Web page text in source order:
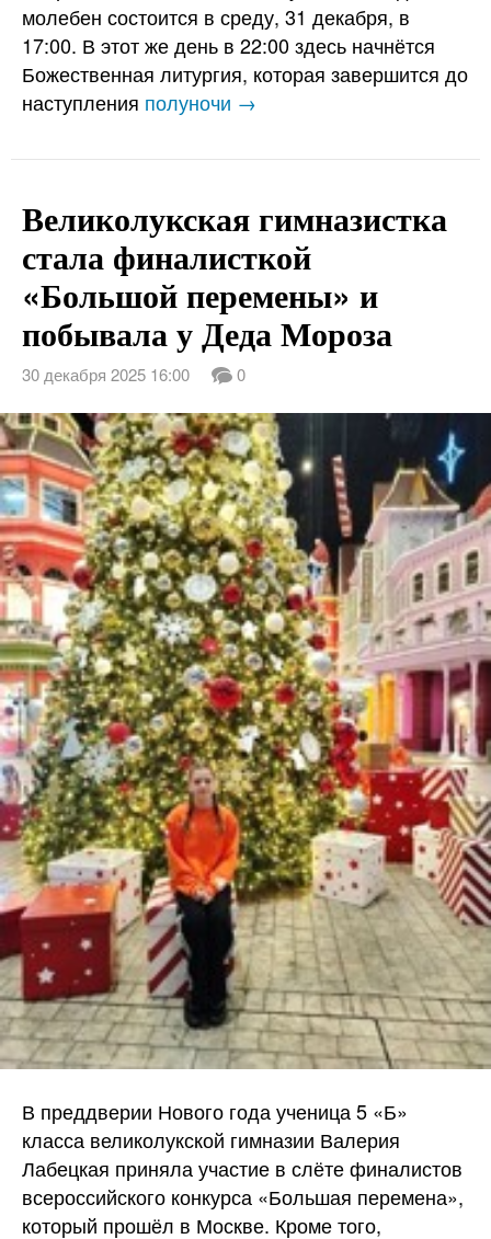
молебен состоится в среду, 31 декабря, в
17:00. В этот же день в 22:00 здесь начнётся
Божественная литургия, которая завершится до
наступления полуночи →
Великолукская гимназистка
стала финалисткой
«Большой перемены» и
побывала у Деда Мороза
30 декабря 2025 16:00 0
В преддверии Нового года ученица 5 «Б»
класса великолукской гимназии Валерия
Лабецкая приняла участие в слёте финалистов
всероссийского конкурса «Большая перемена»,
который прошёл в Москве. Кроме того,